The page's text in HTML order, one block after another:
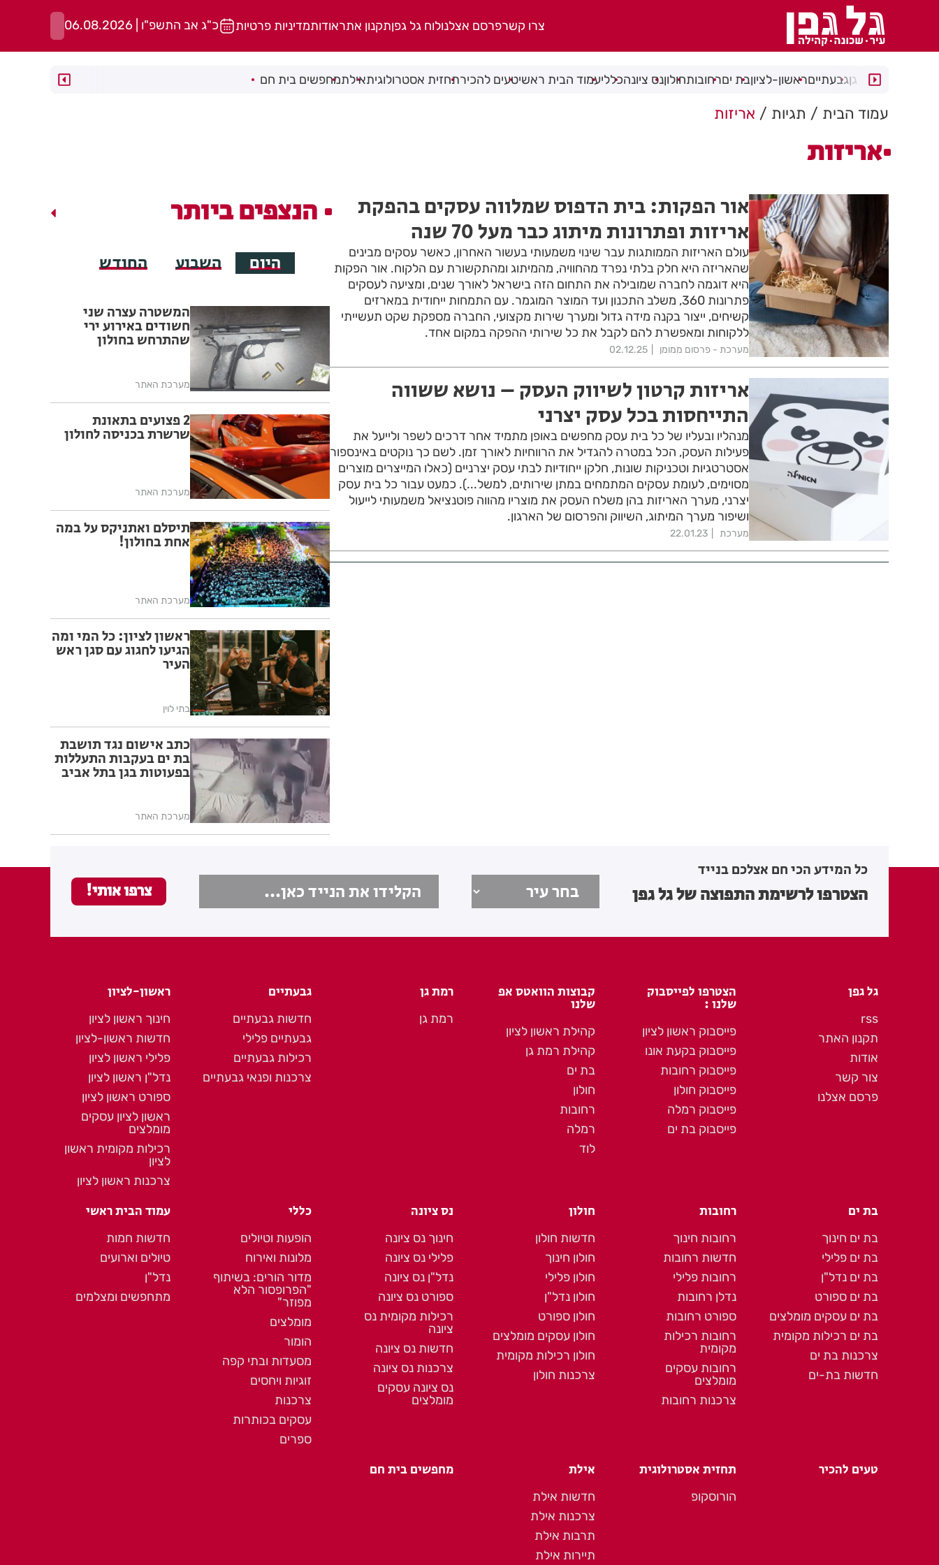
צרו קשרפרסם אצלנולוח גל גפןתקנון אתראודותמדיניות פרטיות כ"ג אב התשפ"ו | 06.08.2026
רמת גןגבעתייםראשון-לציוןבת יםרחובותחולוןנס ציונהכלליעמוד הבית ראשיטעים להכירתחזית אסטרולוגיתאילתמחפשים בית חם
עמוד הבית תגיות אריזות
אריזות
אור הפקות: בית הדפוס שמלווה עסקים בהפקת
אריזות ופתרונות מיתוג כבר מעל 70 שנה
עולם האריזות הממותגות עבר שינוי משמעותי בעשור האחרון, כאשר עסקים מבינים
שהאריזה היא חלק בלתי נפרד מהחוויה, מהמיתוג ומהתקשורת עם הלקוח. אור הפקות
היא דוגמה לחברה שמובילה את התחום הזה בישראל לאורך שנים, ומציעה לעסקים
פתרונות 360, משלב התכנון ועד המוצר המוגמר. עם התמחות ייחודית במארזים
קשיחים, ייצור בקנה מידה גדול ומערך שירות מקצועי, החברה מספקת שקט תעשייתי
ללקוחות ומאפשרת להם לקבל את כל שירותי ההפקה במקום אחד.
מערכת - פרסום ממומן 02.12.25
אריזות קרטון לשיווק העסק – נושא ששווה
התייחסות בכל עסק יצרני
מנהליו ובעליו של כל בית עסק מחפשים באופן מתמיד אחר דרכים לשפר ולייעל את
פעילות העסק, הכל במטרה להגדיל את הרווחיות לאורך זמן. לשם כך נוקטים באינספור
אסטרטגיות וטכניקות שונות, חלקן ייחודיות לבתי עסק יצרניים (כאלו המייצרים מוצרים
מסוימים, לעומת עסקים המתמחים במתן שירותים, למשל...). כמעט עבור כל בית עסק
יצרני, מערך האריזות בהן משלח העסק את מוצריו מהווה פוטנציאל משמעותי לייעול
ושיפור מערך המיתוג, השיווק והפרסום של הארגון.
מערכת 22.01.23
הנצפים ביותר
היום השבוע החודש
המשטרה עצרה שני
חשודים באירוע ירי
שהתרחש בחולון
מערכת האתר
2 פצועים בתאונת
שרשרת בכניסה לחולון
מערכת האתר
תיסלם ואתניקס על במה
אחת בחולון!
מערכת האתר
ראשון לציון: כל המי ומה
הגיעו לחגוג עם סגן ראש
העיר
בתי לוין
כתב אישום נגד תושבת
בת ים בעקבות התעללות
בפעוטות בגן בתל אביב
מערכת האתר
כל המידע הכי חם אצלכם בנייד
הצטרפו לרשימת התפוצה של גל גפן
גל גפן
rss
תקנון האתר
אודות
צור קשר
פרסם אצלנו
הצטרפו לפייסבוק
שלנו :
פייסבוק ראשון לציון
פייסבוק בקעת אונו
פייסבוק רחובות
פייסבוק חולון
פייסבוק רמלה
פייסבוק בת ים
קבוצות הוואטס אפ
שלנו
קהילת ראשון לציון
קהילת רמת גן
בת ים
חולון
רחובות
רמלה
לוד
רמת גן
רמת גן
גבעתיים
חדשות גבעתיים
גבעתיים פלילי
רכילות גבעתיים
צרכנות ופנאי גבעתיים
ראשון-לציון
חינוך ראשון לציון
חדשות ראשון-לציון
פלילי ראשון לציון
נדל"ן ראשון לציון
ספורט ראשון לציון
ראשון לציון עסקים
מומלצים
רכילות מקומית ראשון
לציון
צרכנות ראשון לציון
בת ים
בת ים חינוך
בת ים פלילי
בת ים נדל"ן
בת ים ספורט
בת ים עסקים מומלצים
בת ים רכילות מקומית
צרכנות בת ים
חדשות בת-ים
רחובות
רחובות חינוך
חדשות רחובות
רחובות פלילי
נדלן רחובות
ספורט רחובות
רחובות רכילות
מקומית
רחובות עסקים
מומלצים
צרכנות רחובות
חולון
חדשות חולון
חולון חינוך
חולון פלילי
חולון נדל"ן
חולון ספורט
חולון עסקים מומלצים
חולון רכילות מקומית
צרכנות חולון
נס ציונה
חינוך נס ציונה
פלילי נס ציונה
נדל"ן נס ציונה
ספורט נס ציונה
רכילות מקומית נס
ציונה
חדשות נס ציונה
צרכנות נס ציונה
נס ציונה עסקים
מומלצים
כללי
הופעות וטיולים
מלונות ואירוח
מדור הורים: בשיתוף
"הפרופסור הלא
מפוזר"
מומלצים
הומור
מסעדות ובתי קפה
זוגיות ויחסים
צרכנות
עסקים בכותרות
ספרים
עמוד הבית ראשי
חדשות חמות
טיולים וארועים
נדל"ן
מתחפשים ומצלמים
טעים להכיר תחזית אסטרולוגית
הורוסקופ
אילת
חדשות אילת
צרכנות אילת
תרבות אילת
תיירות אילת
מחפשים בית חם